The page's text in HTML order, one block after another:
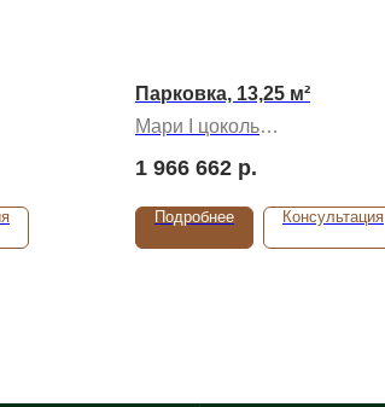
Парковка, 13,25 м²
Мари I цоколь
1 966 662 р.
Подробнее Консультация